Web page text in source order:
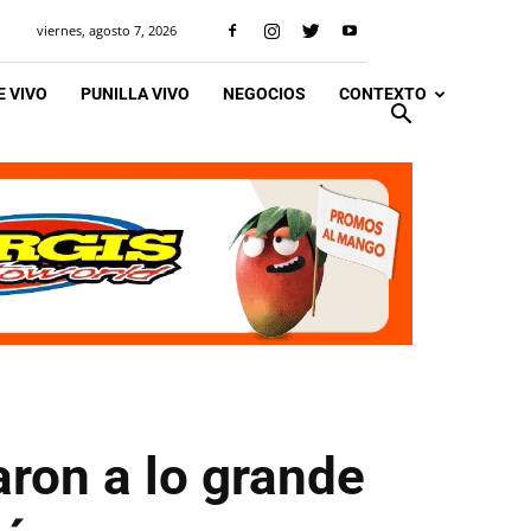
viernes, agosto 7, 2026
VIVO PUNILLA VIVO NEGOCIOS CONTEXTO
a lo grande